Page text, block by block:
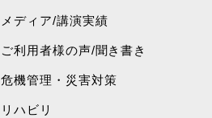
メディア/講演実績
ご利用者様の声/聞き書き
危機管理・災害対策
リハビリ